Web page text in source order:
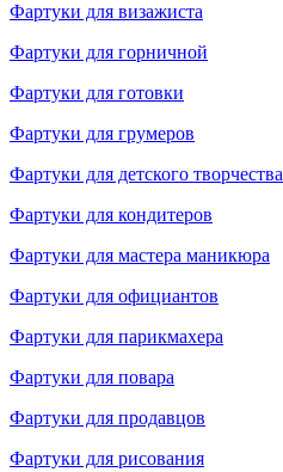
Фартуки для визажиста
Фартуки для горничной
Фартуки для готовки
Фартуки для грумеров
Фартуки для детского творчества
Фартуки для кондитеров
Фартуки для мастера маникюра
Фартуки для официантов
Фартуки для парикмахера
Фартуки для повара
Фартуки для продавцов
Фартуки для рисования